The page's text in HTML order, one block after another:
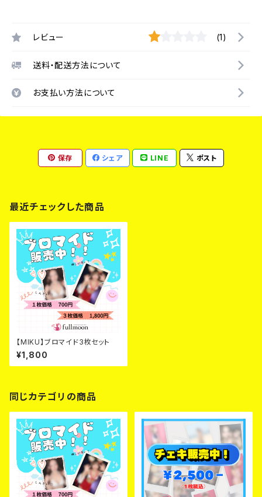
レビュー (1)
送料・配送方法について
お支払い方法について
保存 シェア LINE ポスト
最近チェックした商品
【MIKU】ブロマイド3枚セット
¥1,800
同じカテゴリの商品